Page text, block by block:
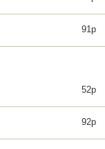
91p
52p
92p